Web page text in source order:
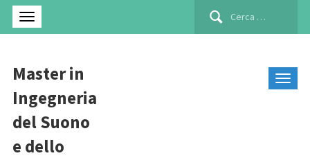
Ricerca
Master in
Ingegneria
del Suono
e dello